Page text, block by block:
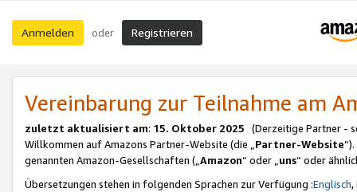
Anmelden oder Registrieren
Vereinbarung zur Teilnahme am
zuletzt aktualisiert am: 15. Oktober 2025 (Derzeitige Partner -
Willkommen auf Amazons Partner-Website (die „Partner-Website
genannten Amazon-Gesellschaften („Amazon“ oder „uns“ oder
Übersetzungen stehen in folgenden Sprachen zur Verfügung :Englisch,